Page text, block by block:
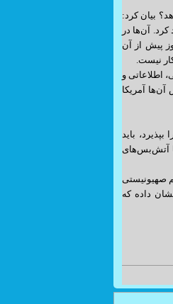
بیان کرد:
آن‌ها در
پیش از آن
نیست.
اطلاعاتی و
آن‌ها آمریکا
باید
آتش‌بس‌های
صهیونیستی
داده که